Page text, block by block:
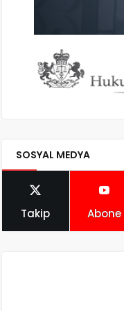
SOSYAL MEDYA
Takip Abone